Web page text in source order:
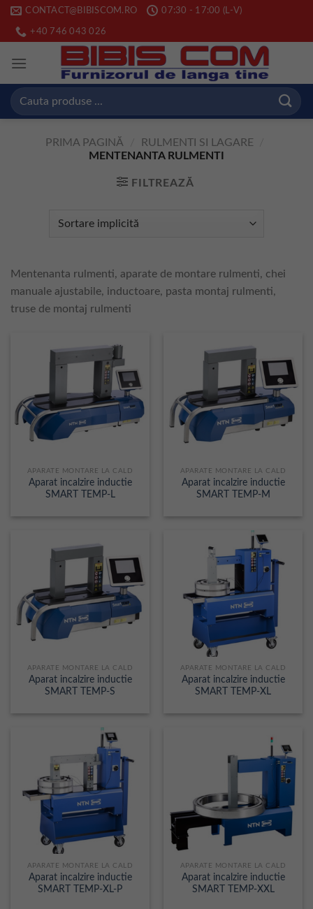
Skip
content
CONTACT@BIBISCOM.RO 07:30 - 17:00 (L-V)
+40 746 043 026
Caută
PRIMA PAGINĂ RULMENTI SI LAGARE
MENTENANTA RULMENTI
FILTREAZĂ
Mentenanta rulmenti, aparate de montare rulmenti, chei
manuale ajustabile, inductoare, pasta montaj rulmenti,
truse de montaj rulmenti
APARATE MONTARE LA CALD
Aparat incalzire inductie
SMART TEMP-L
APARATE MONTARE LA CALD
Aparat incalzire inductie
SMART TEMP-M
APARATE MONTARE LA CALD
Aparat incalzire inductie
SMART TEMP-S
APARATE MONTARE LA CALD
Aparat incalzire inductie
SMART TEMP-XL
APARATE MONTARE LA CALD
Aparat incalzire inductie
SMART TEMP-XL-P
APARATE MONTARE LA CALD
Aparat incalzire inductie
SMART TEMP-XXL